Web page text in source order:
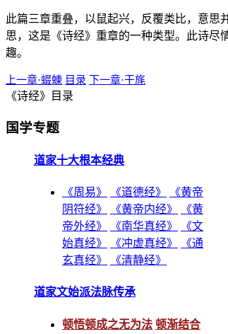
此篇三章重叠，以鼠起兴，反覆类比，意思
思，这是《诗经》重章的一种类型。此诗尽
趣。
上一章·蝃蝀 目录 下一章·干旄
《诗经》目录
国学专题
道家十大根本经典
《周易》 《道德经》
《黄帝
阴符经》
《黄帝内经》
《黄
帝外经》
《南华真经》
《文
始真经》
《冲虚真经》
《通
玄真经》
《清静经》
道家文始派法脉传承
顿悟顿成之无为法 顿渐结合